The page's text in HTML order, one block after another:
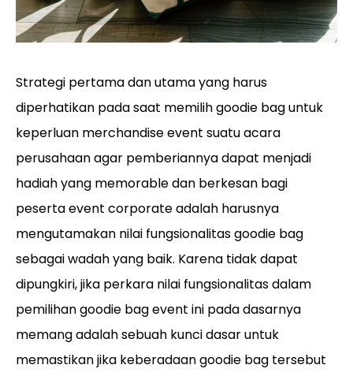
Strategi pertama dan utama yang harus
diperhatikan pada saat memilih goodie bag untuk
keperluan merchandise event suatu acara
perusahaan agar pemberiannya dapat menjadi
hadiah yang memorable dan berkesan bagi
peserta event corporate adalah harusnya
mengutamakan nilai fungsionalitas goodie bag
sebagai wadah yang baik. Karena tidak dapat
dipungkiri, jika perkara nilai fungsionalitas dalam
pemilihan goodie bag event ini pada dasarnya
memang adalah sebuah kunci dasar untuk
memastikan jika keberadaan goodie bag tersebut